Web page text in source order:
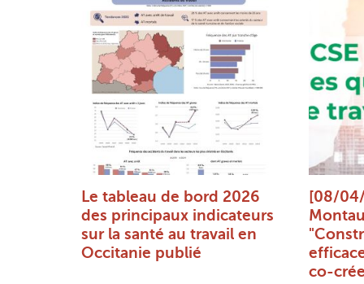
Le tableau de bord 2026
des principaux indicateurs
sur la santé au travail en
Occitanie publié
[08/
co-